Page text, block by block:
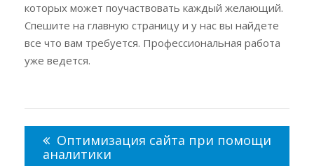
которых может поучаствовать каждый желающий.
Спешите на главную страницу и у нас вы найдете
все что вам требуется. Профессиональная работа
уже ведется.
записям
Оптимизация сайта при помощи
аналитики